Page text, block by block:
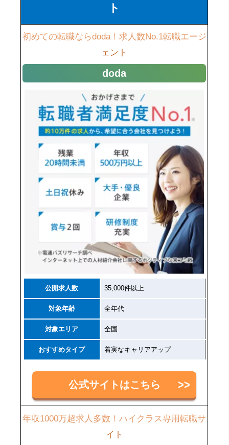
ト
初めての転職ならdoda！求人数No.1転職エージ
ェント
doda
公開求人数 35,000件以上
対象年齢 全年代
対象エリア 全国
おすすめタイプ 着実なキャリアアップ
公式サイトはこちら
年収1000万超求人多数！ハイクラス専用転職サ
イト